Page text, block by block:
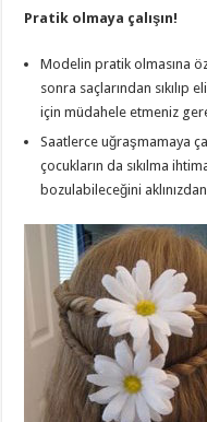
Pratik olmaya çalışın!
Modelin pratik olmasına
sonra saçlarından sıkılıp
için müdahele etmeniz
Saatlerce uğraşmamaya
çocukların da sıkılma
bozulabileceğini aklınızdan